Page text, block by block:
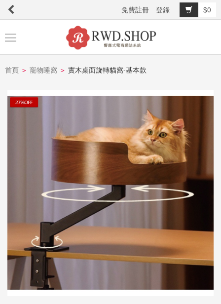
免費註冊 登錄
$0
品
分
類
關
明
線
上
客
首頁 > 寵物睡窩 > 實木桌面旋轉貓窩-基本款